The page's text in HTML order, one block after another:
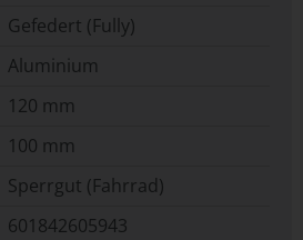
Gefedert (Fully)
Aluminium
120 mm
100 mm
Sperrgut (Fahrrad)
601842605943